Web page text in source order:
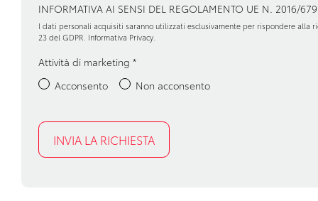
INFORMATIVA AI SENSI DEL REGOLAMENTO UE N. 2016/
I dati personali acquisiti saranno utilizzati esclusivamente per rispondere
23 del GDPR. Informativa Privacy
Attività di marketing *
Acconsento
Non acconsento